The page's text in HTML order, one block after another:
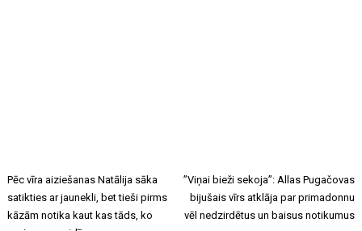
Pēc vīra aiziešanas Natālija sāka
satikties ar jaunekli, bet tieši pirms
kāzām notika kaut kas tāds, ko
”Viņai bieži sekoja”: Allas Pugačovas
bijušais vīrs atklāja par primadonnu
vēl nedzirdētus un baisus notikumus